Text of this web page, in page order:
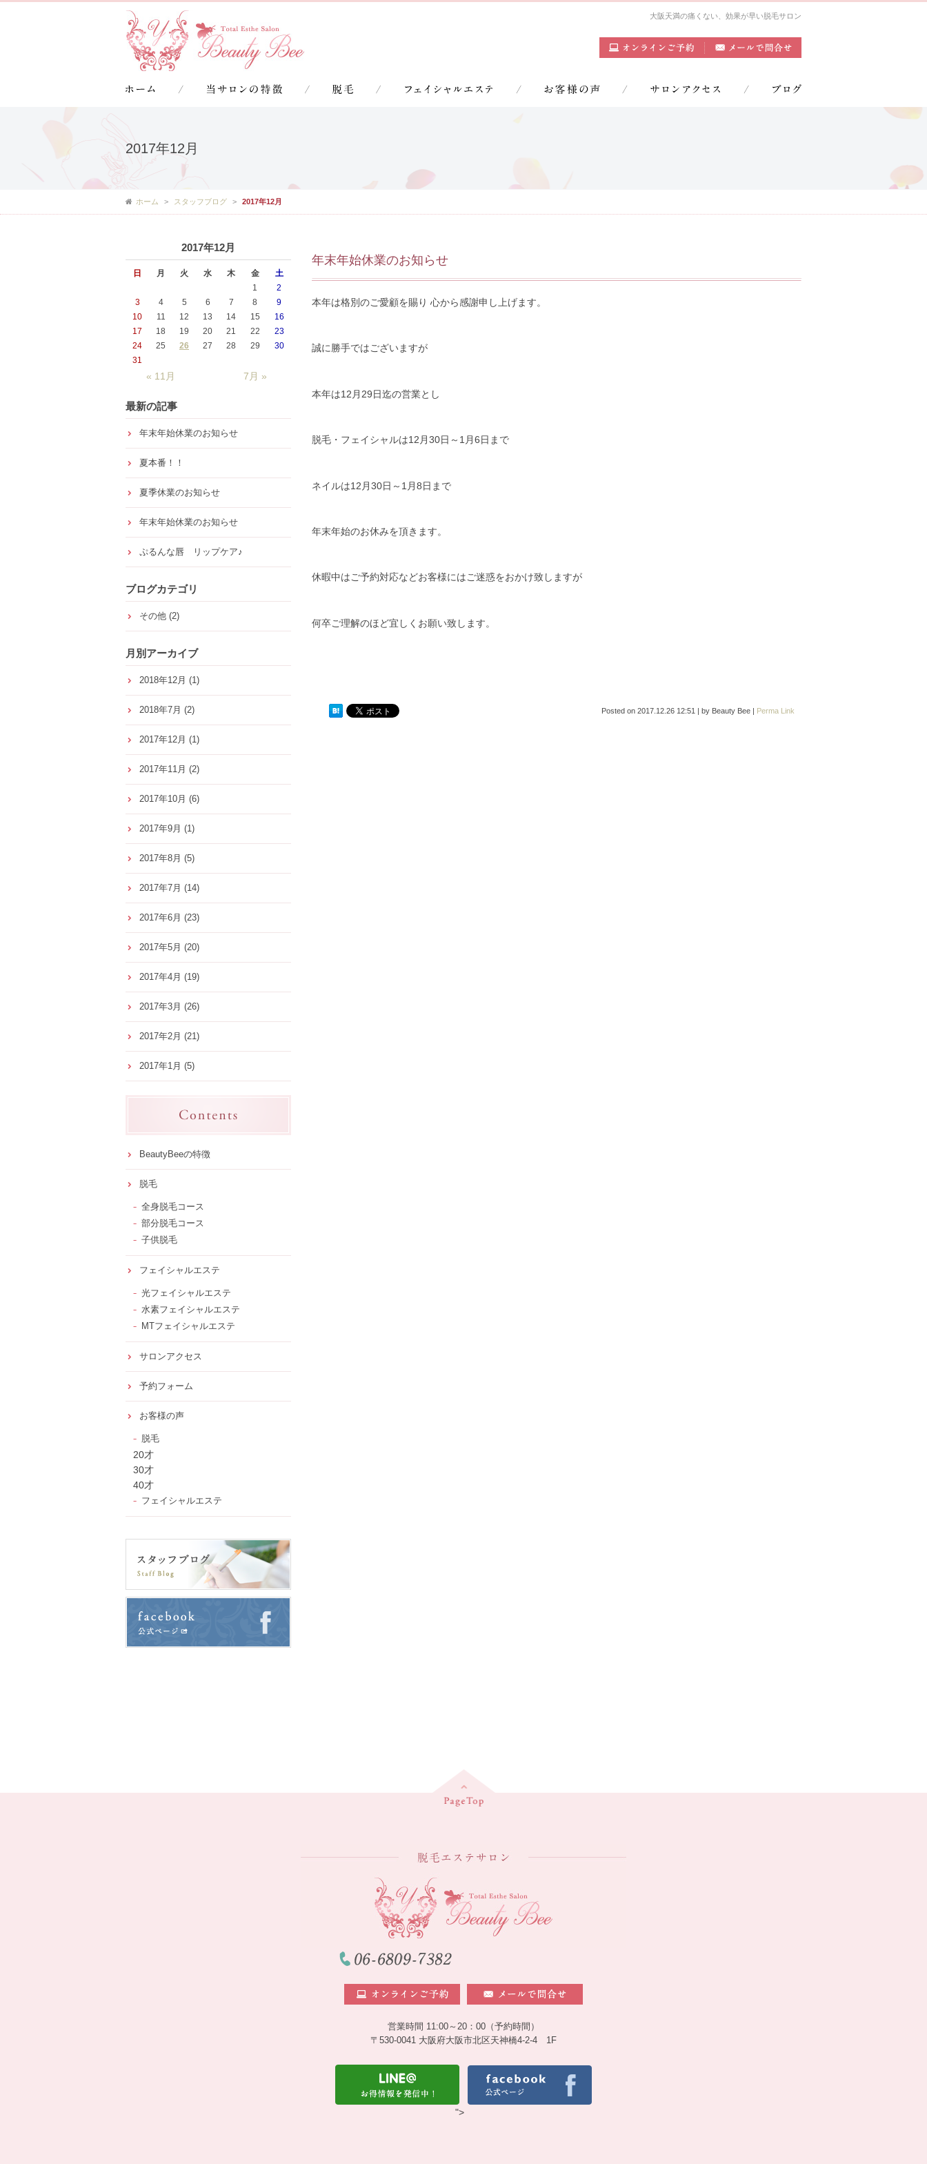
大阪天満の痛くない、効果が早い脱毛サロン
2017年12月
ホーム スタッフブログ 2017年12月
年末年始休業のお知らせ
本年は格別のご愛顧を賜り 心から感謝申し上げます。
誠に勝手ではございますが
本年は12月29日迄の営業とし
脱毛・フェイシャルは12月30日～1月6日まで
ネイルは12月30日～1月8日まで
年末年始のお休みを頂きます。
休暇中はご予約対応などお客様にはご迷惑をおかけ致しますが
何卒ご理解のほど宜しくお願い致します。
Posted on 2017.12.26 12:51 | by Beauty Bee | Perma Link
2017年12月
日 月 火 水 木 金 土
« 11月 7月 »
1
2
3
4 5 6 7 8
9
10
11 12 13 14 15
16
17
18 19 20 21 22
23
24
25 26 27 28 29
30
31
最新の記事
年末年始休業のお知らせ
夏本番！！
夏季休業のお知らせ
年末年始休業のお知らせ
ぷるんな唇 リップケア♪
ブログカテゴリ
その他 (2)
月別アーカイブ
2018年12月 (1)
2018年7月 (2)
2017年12月 (1)
2017年11月 (2)
2017年10月 (6)
2017年9月 (1)
2017年8月 (5)
2017年7月 (14)
2017年6月 (23)
2017年5月 (20)
2017年4月 (19)
2017年3月 (26)
2017年2月 (21)
2017年1月 (5)
BeautyBeeの特徴
脱毛
全身脱毛コース
部分脱毛コース
子供脱毛
フェイシャルエステ
光フェイシャルエステ
水素フェイシャルエステ
MTフェイシャルエステ
サロンアクセス
予約フォーム
お客様の声
脱毛
20才
30才
40才
フェイシャルエステ
営業時間 11:00～20：00（予約時間）
〒530-0041 大阪府大阪市北区天神橋4-2-4 1F
">